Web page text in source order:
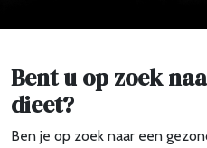
Bent u op zoek
dieet?
Ben je op zoek naar een